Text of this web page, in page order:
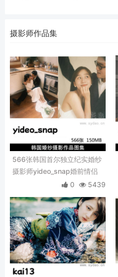
摄影师作品集
566张韩国首尔独立纪实婚纱
摄影师yideo_snap婚前情侣
复古胶片写真摄影作品图集
0 5439